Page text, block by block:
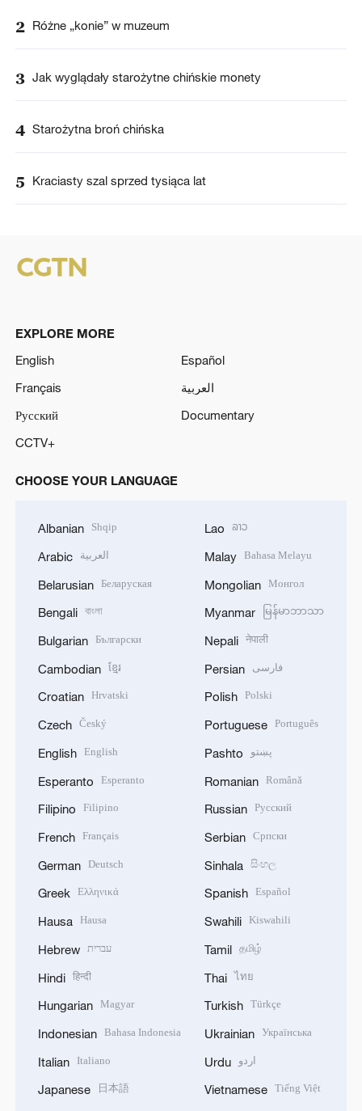
2 Różne „konie” w muzeum
3 Jak wyglądały starożytne chińskie monety
4 Starożytna broń chińska
5 Kraciasty szal sprzed tysiąca lat
EXPLORE MORE
English
Español
Français
العربية
Русский
Documentary
CCTV+
CHOOSE YOUR LANGUAGE
Albanian Shqip
Arabic العربية
Belarusian Беларуская
Bengali বাংলা
Bulgarian Български
Cambodian ខ្មែរ
Croatian Hrvatski
Czech Český
English English
Esperanto Esperanto
Filipino Filipino
French Français
German Deutsch
Greek Ελληνικά
Hausa Hausa
Hebrew עברית
Hindi हिन्दी
Hungarian Magyar
Indonesian Bahasa Indonesia
Italian Italiano
Japanese 日本語
Lao ລາວ
Malay Bahasa Melayu
Mongolian Монгол
Myanmar မြန်မာဘာသာ
Nepali नेपाली
Persian فارسی
Polish Polski
Portuguese Português
Pashto پښتو
Romanian Română
Russian Русский
Serbian Српски
Sinhala සිංහල
Spanish Español
Swahili Kiswahili
Tamil தமிழ்
Thai ไทย
Turkish Türkçe
Ukrainian Українська
Urdu اردو
Vietnamese Tiếng Việt